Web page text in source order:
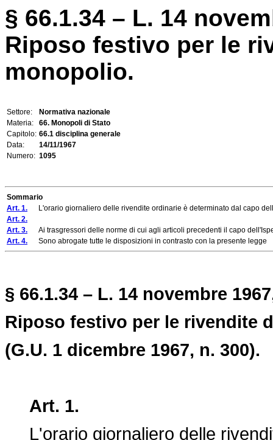
§ 66.1.34 – L. 14
Riposo festivo per le
monopolio.
Settore:
Normativa nazionale
Materia:
66. Monopoli di Stato
Capitolo: 66.1 disciplina generale
Data:
14/11/1967
Numero: 1095
Sommario
Art. 1. L'orario giornaliero delle rivendite ordinarie è determinato dal capo
Art. 2.
Art. 3. Ai trasgressori delle norme di cui agli articoli precedenti il capo
Art. 4. Sono abrogate tutte le disposizioni in contrasto con la presente legge
§ 66.1.34 – L. 14 novembre
Riposo festivo per le rivendite
(G.U. 1 dicembre 1967, n. 300).
Art. 1.
L'orario giornaliero delle